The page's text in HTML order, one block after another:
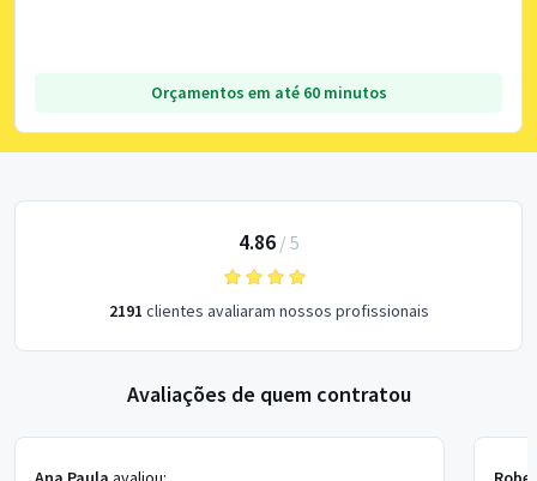
Orçamentos em até 60 minutos
4.86/ 5
2191 clientes avaliaram nossos profissionais
Avaliações de quem contratou